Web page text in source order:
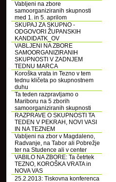
Vabljeni na zbore
samoorganiziranih skupnosti
med 1. in 5. aprilom
SKUPAJ ZA SKUPNO -
ODGOVORI ŽUPANSKIH
KANDIDATK_OV
VABLJENI NA ZBORE
SAMOORGANIZIRANIH
SKUPNOSTI V ZADNJEM
TEDNU MARCA
Koroška vrata in Tezno v tem
tednu kličeta po skupnostnem
duhu
Ta teden razpravljamo o
Mariboru na 5 zborih
samoorganiziranih skupnosti
RAZPRAVE O SKUPNOSTI TA
TEDEN V PEKRAH, NOVI VASI
IN NA TEZNEM
Vabljeni na zbor v Magdaleno,
Radvanje, na Tabor ali Pobrežje
ter na Studence ali v center
VABILO NA ZBORE: Ta četrtek
TEZNO, KOROŠKA VRATA in
NOVA VAS
25.2.2013: Tiskovna konferenca